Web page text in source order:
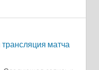
матча